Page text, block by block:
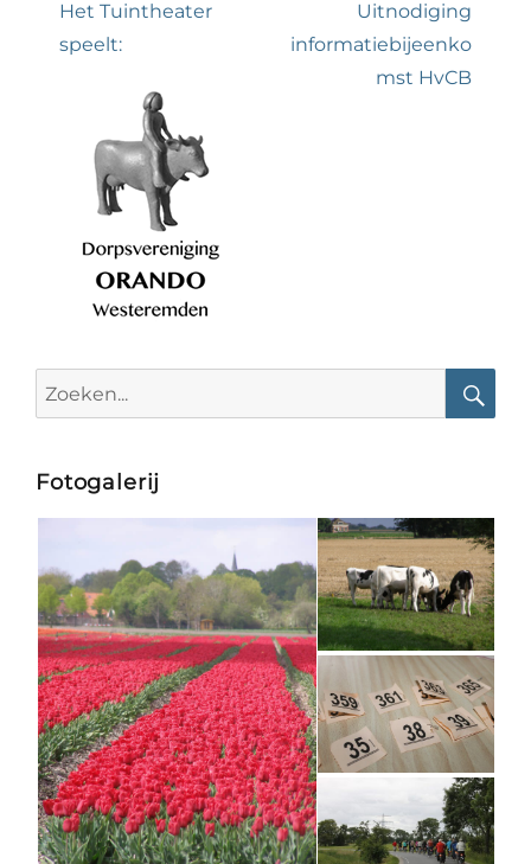
navigatie
Previous
post:
Het Tuintheater
speelt:
post:
Uitnodiging
informatiebijeenko
mst HvCB
for:
Fotogalerij